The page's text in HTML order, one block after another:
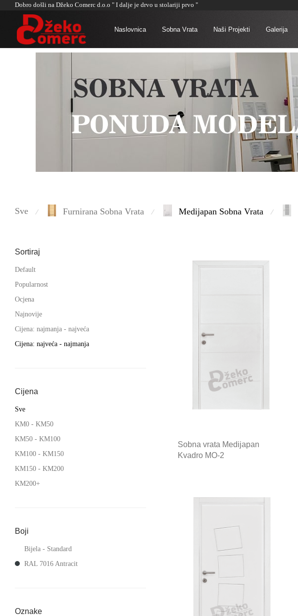
Dobro došli na Džeko Comerc d.o.o " I dalje je drvo u stolariji prvo "
Naslovnica Sobna Vrata Naši Projekti Galerija
Sve ⁄ Furnirana Sobna Vrata ⁄ Medijapan Sobna Vrata ⁄
Sortiraj
Default
Popularnost
Ocjena
Najnovije
Cijena: najmanja - najveća
Cijena: najveća - najmanja
Cijena
Sve
KM0 - KM50
KM50 - KM100
KM100 - KM150
KM150 - KM200
KM200+
Boji
Bijela - Standard
RAL 7016 Antracit
Oznake
Sobna vrata Medijapan
Kvadro MO-2